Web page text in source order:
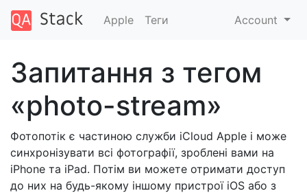
Apple Теги Account
Запитання з тегом
«photo-stream»
Фотопотік є частиною служби iCloud Apple і може
синхронізувати всі фотографії, зроблені вами на
iPhone та iPad. Потім ви можете отримати доступ
до них на будь-якому іншому пристрої iOS або з